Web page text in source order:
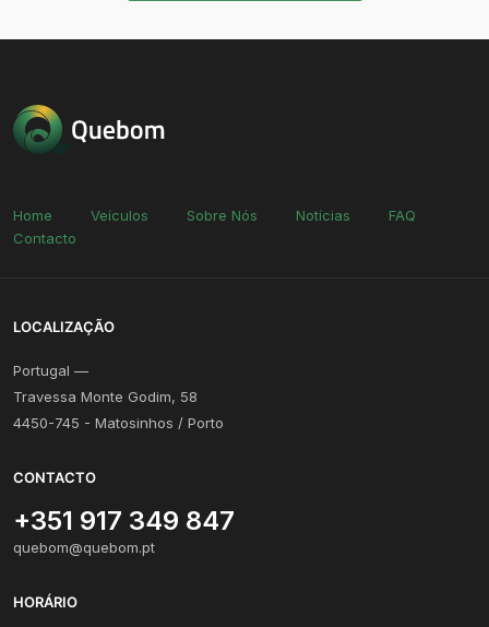
Home Veículos Sobre Nós Notícias
FAQ
Contacto
LOCALIZAÇÃO
Portugal —
Travessa Monte Godim, 58
4450-745 - Matosinhos / Porto
CONTACTO
+351 917 349 847
quebom@quebom.pt
HORÁRIO